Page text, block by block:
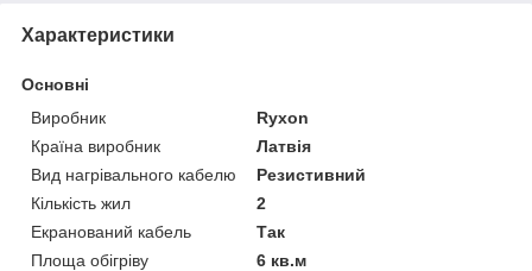
Характеристики
Основні
Виробник
Ryxon
Країна виробник
Латвія
Вид нагрівального кабелю
Резистивний
Кількість жил
2
Екранований кабель
Так
Площа обігріву
6 кв.м